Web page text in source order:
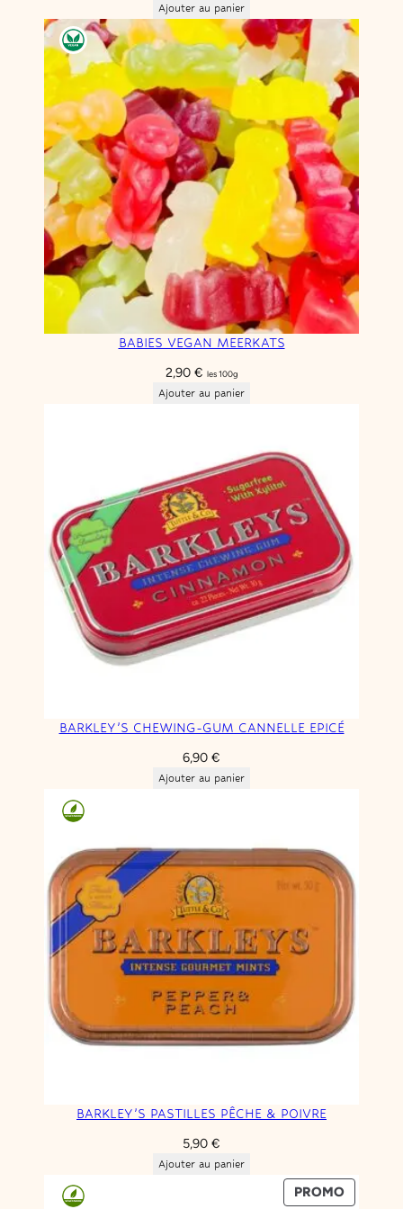
Ajouter au panier
BABIES VEGAN MEERKATS
2,90 € les 100g
Ajouter au panier
BARKLEY’S CHEWING-GUM CANNELLE EPICÉ
6,90 €
Ajouter au panier
BARKLEY’S PASTILLES PÊCHE & POIVRE
5,90 €
Ajouter au panier
PROMOPRODUIT